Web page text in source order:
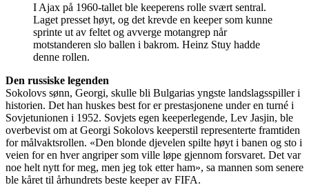
I Ajax på 1960-tallet ble keeperens rolle svært sentral.
Laget presset høyt, og det krevde en keeper som kunne
sprinte ut av feltet og avverge motangrep når
motstanderen slo ballen i bakrom. Heinz Stuy hadde
denne rollen.
Den russiske legenden
Sokolovs sønn, Georgi, skulle bli Bulgarias yngste landslagsspiller i
historien. Det han huskes best for er prestasjonene under en turné i
Sovjetunionen i 1952. Sovjets egen keeperlegende, Lev Jasjin, ble
overbevist om at Georgi Sokolovs keeperstil representerte framtiden
for målvaktsrollen. «Den blonde djevelen spilte høyt i banen og sto i
veien for en hver angriper som ville løpe gjennom forsvaret. Det var
noe helt nytt for meg, men jeg tok etter ham», sa mannen som senere
ble kåret til århundrets beste keeper av FIFA.